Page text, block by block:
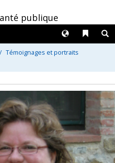
publique
Liens
Langues
Témoignages et portraits